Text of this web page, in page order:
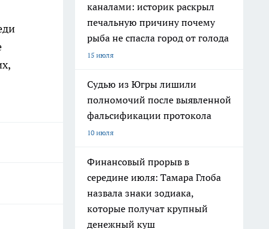
каналами: историк раскрыл
печальную причину почему
рыба не спасла город от голода
15 июля
Судью из Югры лишили
полномочий после выявленной
фальсификации протокола
10 июля
Финансовый прорыв в
середине июля: Тамара Глоба
назвала знаки зодиака,
которые получат крупный
денежный куш